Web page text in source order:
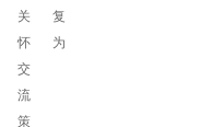
关
怀
交
流
策
复
为